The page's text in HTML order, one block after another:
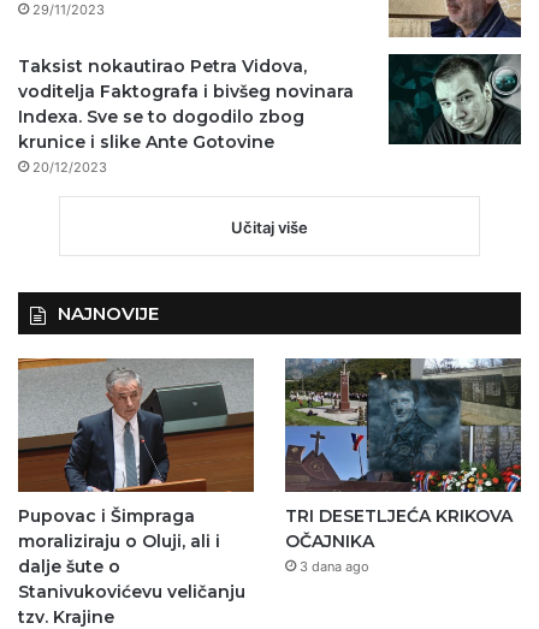
29/11/2023
Taksist nokautirao Petra Vidova,
voditelja Faktografa i bivšeg novinara
Indexa. Sve se to dogodilo zbog
krunice i slike Ante Gotovine
20/12/2023
Učitaj više
NAJNOVIJE
Pupovac i Šimpraga
moraliziraju o Oluji, ali i
dalje šute o
Stanivukovićevu veličanju
tzv. Krajine
TRI DESETLJEĆA KRIKOVA
OČAJNIKA
3 dana ago